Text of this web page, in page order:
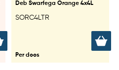
Deb Swarfega Orange 4x4L
SORC4LTR
Per doos